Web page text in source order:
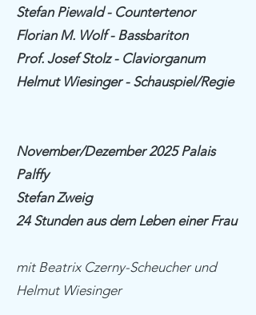
Stefan Piewald - Countertenor
Florian M. Wolf - Bassbariton
Prof. Josef Stolz - Claviorganum
Helmut Wiesinger - Schauspiel/Regie
November/Dezember 2025 Palais
Palffy
Stefan Zweig
24 Stunden aus dem Leben einer Frau
mit Beatrix Czerny-Scheucher und
Helmut Wiesinger